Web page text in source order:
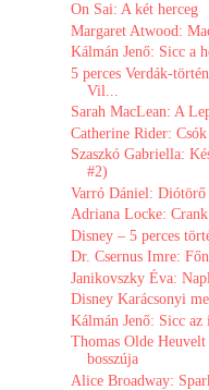
On Sai: A két herceg
Margaret Atwood:
Kálmán Jenő: Sicc a
5 ​perces Verdák-
Vil...
Sarah MacLean: A
Catherine Rider: Csók
Szaszkó Gabriella:
#2)
Varró Dániel: Diótörő
Adriana Locke:
Disney ​– 5 perces
Dr. Csernus Imre:
Janikovszky Éva:
Disney Karácsonyi
Kálmán Jenő: Sicc az
Thomas Olde
bosszúja
Alice Broadway: